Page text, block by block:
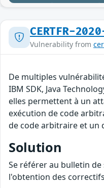
CERTFR-
Vulnerability from
De multiples
IBM SDK, Java
elles permettent à un
exécution de code
de code arbitraire et un
Solution
Se référer au bulletin
l'obtention des